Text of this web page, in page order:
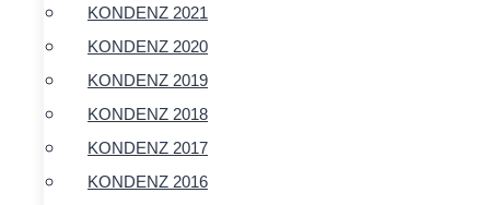
KONDENZ 2021
KONDENZ 2020
KONDENZ 2019
KONDENZ 2018
KONDENZ 2017
KONDENZ 2016